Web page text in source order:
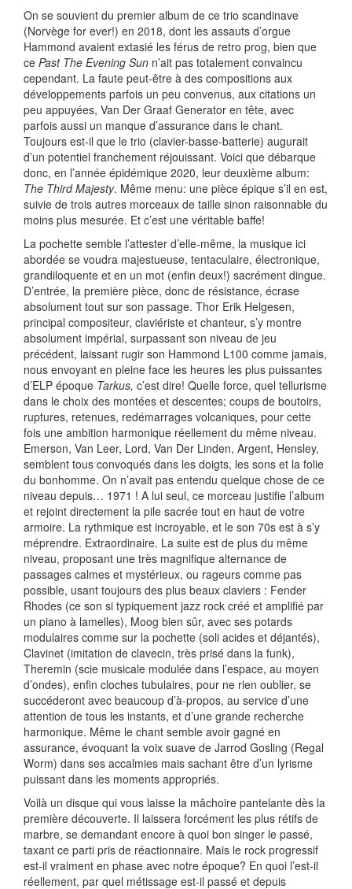
On se souvient du premier album de ce trio scandinave
(Norvège for ever!) en 2018, dont les assauts d’orgue
Hammond avaient extasié les férus de retro prog, bien que
ce Past The Evening Sun n’ait pas totalement convaincu
cependant. La faute peut-être à des compositions aux
développements parfois un peu convenus, aux citations un
peu appuyées, Van Der Graaf Generator en tête, avec
parfois aussi un manque d’assurance dans le chant.
Toujours est-il que le trio (clavier-basse-batterie) augurait
d’un potentiel franchement réjouissant. Voici que débarque
donc, en l’année épidémique 2020, leur deuxième album:
The Third Majesty. Même menu: une pièce épique s’il en est,
suivie de trois autres morceaux de taille sinon raisonnable du
moins plus mesurée. Et c’est une véritable baffe!
La pochette semble l’attester d’elle-même, la musique ici
abordée se voudra majestueuse, tentaculaire, électronique,
grandiloquente et en un mot (enfin deux!) sacrément dingue.
D’entrée, la première pièce, donc de résistance, écrase
absolument tout sur son passage. Thor Erik Helgesen,
principal compositeur, claviériste et chanteur, s’y montre
absolument impérial, surpassant son niveau de jeu
précédent, laissant rugir son Hammond L100 comme jamais,
nous envoyant en pleine face les heures les plus puissantes
d’ELP époque Tarkus, c’est dire! Quelle force, quel tellurisme
dans le choix des montées et descentes; coups de boutoirs,
ruptures, retenues, redémarrages volcaniques, pour cette
fois une ambition harmonique réellement du même niveau.
Emerson, Van Leer, Lord, Van Der Linden, Argent, Hensley,
semblent tous convoqués dans les doigts, les sons et la folie
du bonhomme. On n’avait pas entendu quelque chose de ce
niveau depuis… 1971 ! A lui seul, ce morceau justifie l’album
et rejoint directement la pile sacrée tout en haut de votre
armoire. La rythmique est incroyable, et le son 70s est à s’y
méprendre. Extraordinaire. La suite est de plus du même
niveau, proposant une très magnifique alternance de
passages calmes et mystérieux, ou rageurs comme pas
possible, usant toujours des plus beaux claviers : Fender
Rhodes (ce son si typiquement jazz rock créé et amplifié par
un piano à lamelles), Moog bien sûr, avec ses potards
modulaires comme sur la pochette (soli acides et déjantés),
Clavinet (imitation de clavecin, très prisé dans la funk),
Theremin (scie musicale modulée dans l’espace, au moyen
d’ondes), enfin cloches tubulaires, pour ne rien oublier, se
succéderont avec beaucoup d’à-propos, au service d’une
attention de tous les instants, et d’une grande recherche
harmonique. Même le chant semble avoir gagné en
assurance, évoquant la voix suave de Jarrod Gosling (Regal
Worm) dans ses accalmies mais sachant être d’un lyrisme
puissant dans les moments appropriés.
Voilà un disque qui vous laisse la mâchoire pantelante dès la
première découverte. Il laissera forcément les plus rétifs de
marbre, se demandant encore à quoi bon singer le passé,
taxant ce parti pris de réactionnaire. Mais le rock progressif
est-il vraiment en phase avec notre époque? En quoi l’est-il
réellement, par quel métissage est-il passé et depuis